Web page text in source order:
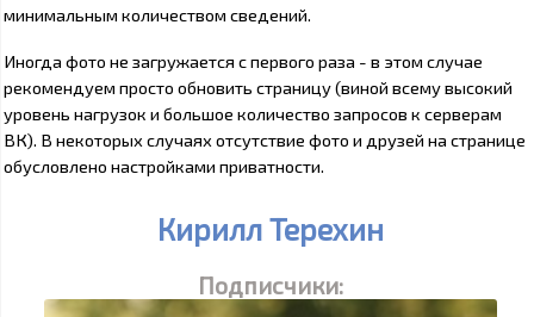
минимальным количеством сведений.
Иногда фото не загружается с первого раза - в этом случае
рекомендуем просто обновить страницу (виной всему высокий
уровень нагрузок и большое количество запросов к серверам
ВК). В некоторых случаях отсутствие фото и друзей на странице
обусловлено настройками приватности.
Кирилл Терехин
Подписчики: